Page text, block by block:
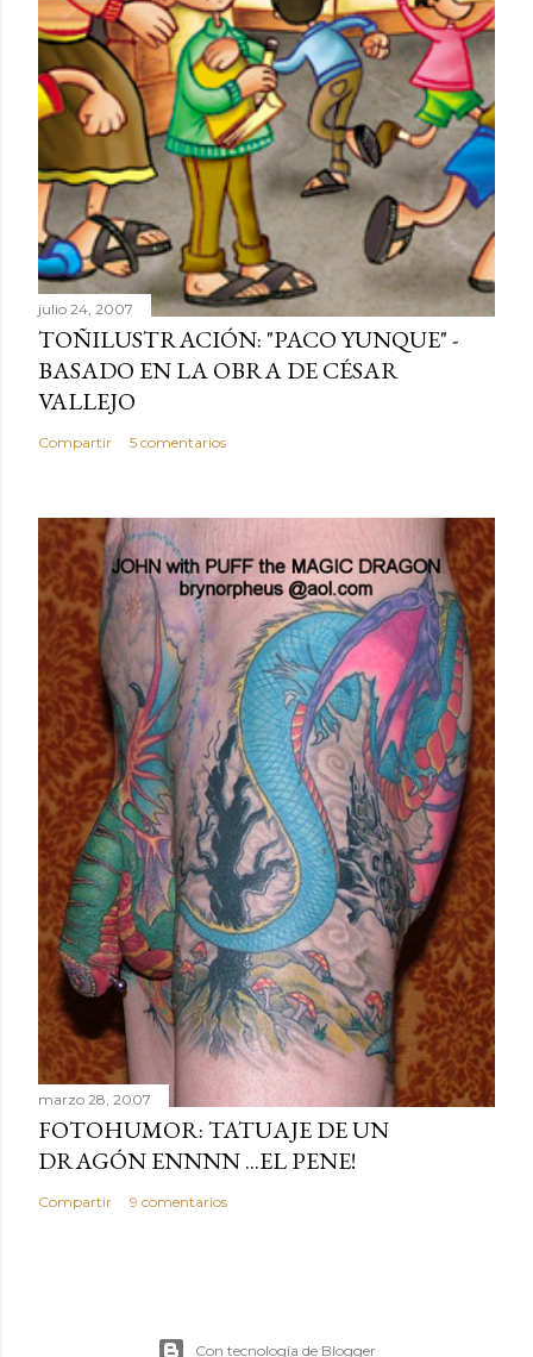
julio 24, 2007
TOÑILUSTRACIÓN: "PACO YUNQUE" -
BASADO EN LA OBRA DE CÉSAR
VALLEJO
Compartir 5 comentarios
marzo 28, 2007
FOTOHUMOR: TATUAJE DE UN
DRAGÓN ENNNN ...EL PENE!
Compartir 9 comentarios
Con tecnología de Blogger